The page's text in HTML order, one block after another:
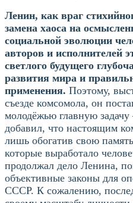
Ленин, как враг
замена хаоса на
социальной эволюции
авторов и исполнителей
светлого будущего
развития мира и
применения. Поэтому,
съезде комсомола, он
молодёжью главную задачу
добавил, что настоящим
лишь обогатив свою
которые выработало
продолжал дело Ленина,
объективные законы для
СССР. К сожалению,